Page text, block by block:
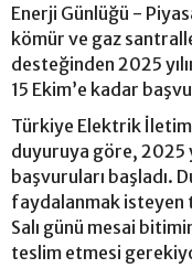
Enerji Günlüğü -
kömür ve gaz
desteğinden 2025
15 Ekim’e kadar
Türkiye Elektrik İletim
duyuruya göre, 2025
başvuruları başladı.
faydalanmak isteyen
Salı günü mesai
teslim etmesi